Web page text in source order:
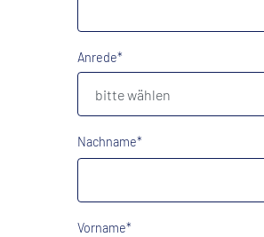
Anrede*
Nachname*
Vorname*